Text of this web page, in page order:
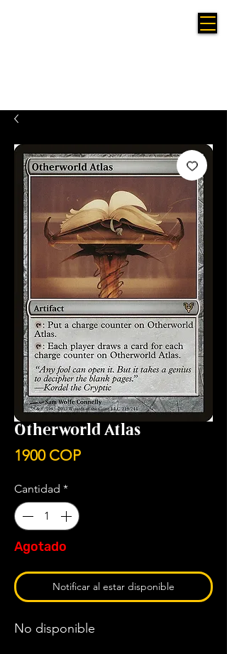
Otherworld Atlas
1900 COPPrecio
Cantidad *
Agotado
Notificar al estar disponible
No disponible